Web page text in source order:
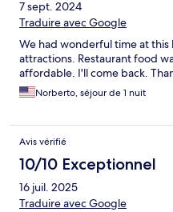
7 sept. 2024
Traduire avec Google
We had wonderful time at
attractions. Restaurant food
affordable. I'll come back.
Norberto, séjour de 1 nuit
Avis vérifié
10/10 Exceptionnel
16 juil. 2025
Traduire avec Google